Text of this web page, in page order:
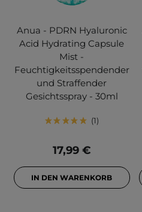
Anua - PDRN Hyaluronic
Acid Hydrating Capsule
Mist -
Feuchtigkeitsspendender
und Straffender
Gesichtsspray - 30ml
1
17,99 €
IN DEN WARENKORB